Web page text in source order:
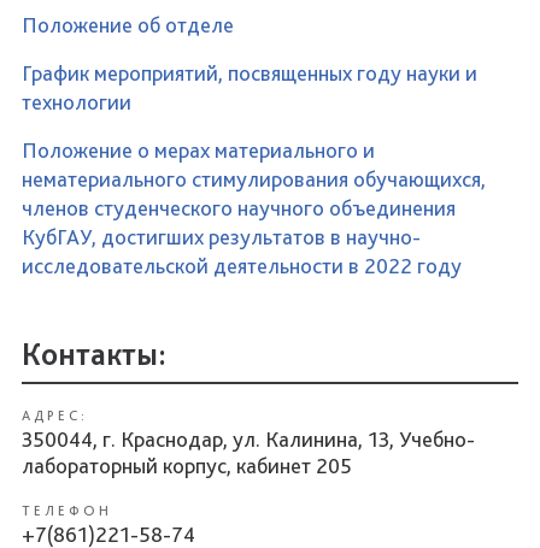
Положение об отделе
График мероприятий, посвященных году науки и
технологии
Положение о мерах материального и
нематериального стимулирования обучающихся,
членов студенческого научного объединения
КубГАУ, достигших результатов в научно-
исследовательской деятельности в 2022 году
Контакты:
АДРЕС:
350044, г. Краснодар, ул. Калинина, 13, Учебно-
лабораторный корпус, кабинет 205
ТЕЛЕФОН
+7(861)221-58-74